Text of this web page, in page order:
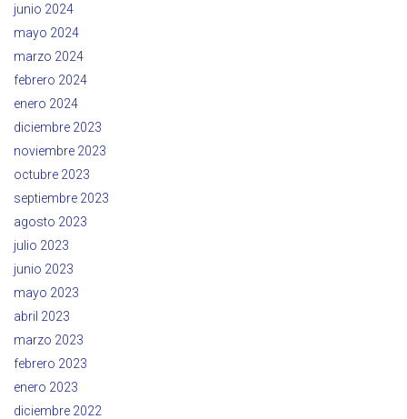
junio 2024
mayo 2024
marzo 2024
febrero 2024
enero 2024
diciembre 2023
noviembre 2023
octubre 2023
septiembre 2023
agosto 2023
julio 2023
junio 2023
mayo 2023
abril 2023
marzo 2023
febrero 2023
enero 2023
diciembre 2022